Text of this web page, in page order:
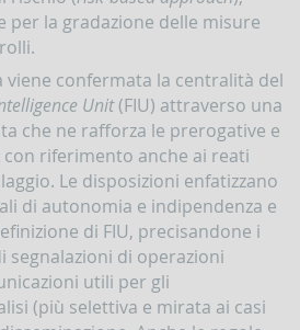
la gradazione delle misure
confermata la centralità del
Unit(FIU) attraverso una
che ne rafforza le prerogative e
riferimento anche ai reati
Le disposizioni enfatizzano
di autonomia e indipendenza e
di FIU, precisandone i
segnalazioni di operazioni
utili per gli
(più selettiva e mirata ai casi